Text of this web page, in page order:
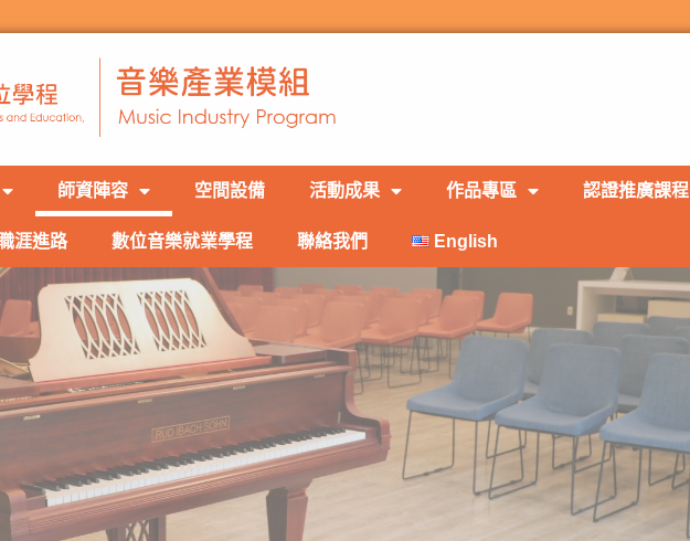
師資陣容 空間設備 活動成果 作品專區 認證推廣課程
涯進路 數位音樂就業學程 聯絡我們 English